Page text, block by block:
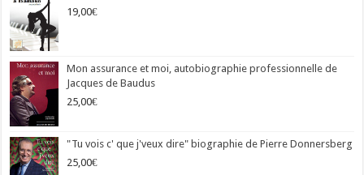
19,00€
Mon assurance et moi, autobiographie professionnelle de
Jacques de Baudus
25,00€
"Tu vois c' que j'veux dire" biographie de Pierre Donnersberg
25,00€